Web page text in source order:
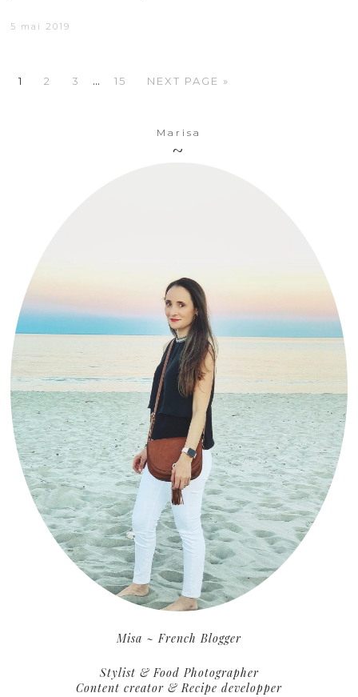
5 mai 2019
1 2 3 … 15 NEXT PAGE »
Marisa
Misa ~ French Blogger
Stylist & Food Photographer
Content creator & Recipe developper